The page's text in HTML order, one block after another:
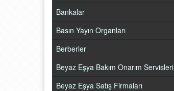
Bankalar
Basın Yayın Organları
Berberler
Beyaz Eşya Bakım Onarım Servisleri
Beyaz Eşya Satış Firmaları